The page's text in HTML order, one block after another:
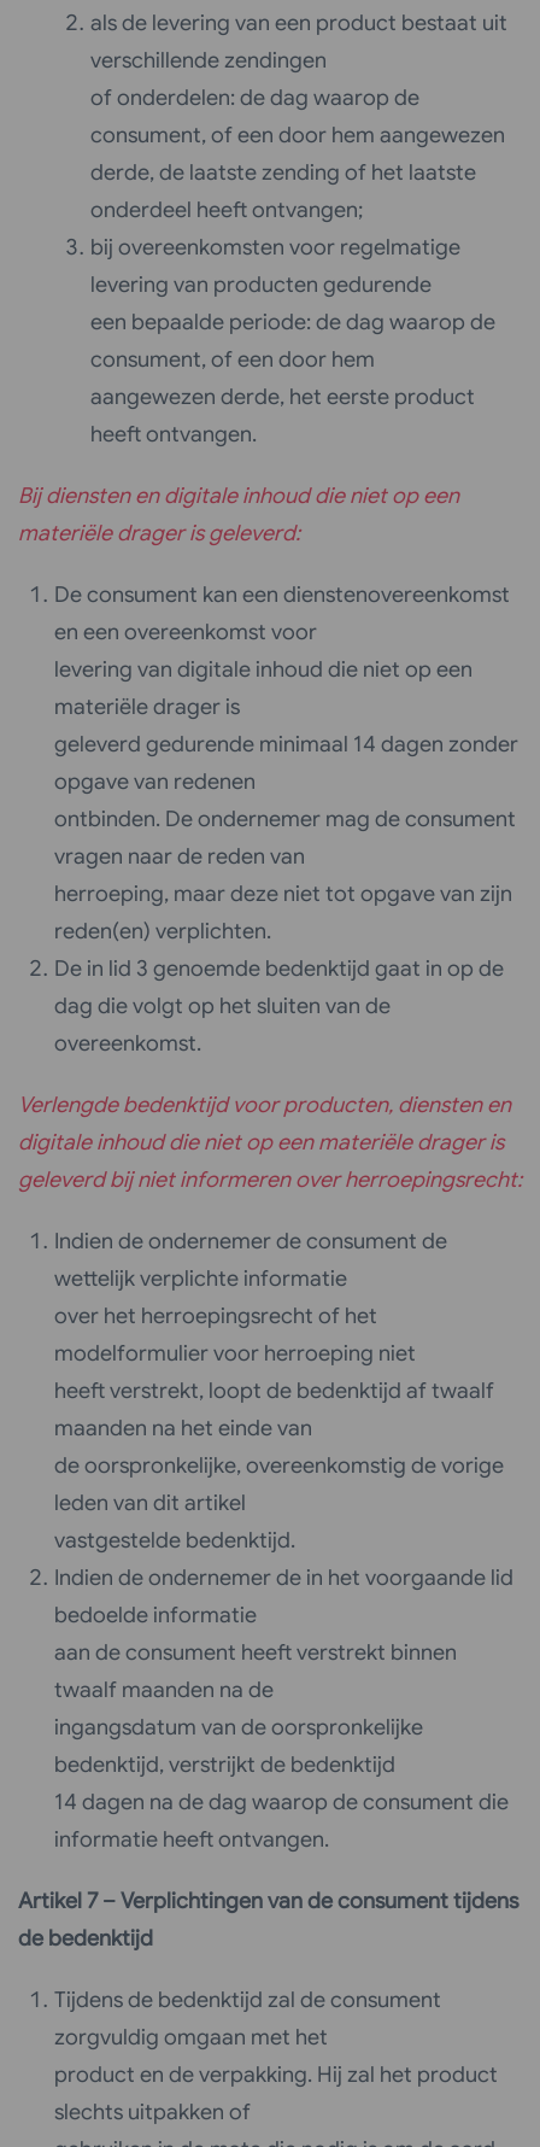
als de levering van een product bestaat uit
verschillende zendingen
of onderdelen: de dag waarop de
consument, of een door hem aangewezen
derde, de laatste zending of het laatste
onderdeel heeft ontvangen;
bij overeenkomsten voor regelmatige
levering van producten gedurende
een bepaalde periode: de dag waarop de
consument, of een door hem
aangewezen derde, het eerste product
heeft ontvangen.
Bij diensten en digitale inhoud die niet op een
materiële drager is geleverd:
De consument kan een dienstenovereenkomst
en een overeenkomst voor
levering van digitale inhoud die niet op een
materiële drager is
geleverd gedurende minimaal 14 dagen zonder
opgave van redenen
ontbinden. De ondernemer mag de consument
vragen naar de reden van
herroeping, maar deze niet tot opgave van zijn
reden(en) verplichten.
De in lid 3 genoemde bedenktijd gaat in op de
dag die volgt op het sluiten van de
overeenkomst.
Verlengde bedenktijd voor producten, diensten en
digitale inhoud die niet op een materiële drager is
geleverd bij niet informeren over herroepingsrecht:
Indien de ondernemer de consument de
wettelijk verplichte informatie
over het herroepingsrecht of het
modelformulier voor herroeping niet
heeft verstrekt, loopt de bedenktijd af twaalf
maanden na het einde van
de oorspronkelijke, overeenkomstig de vorige
leden van dit artikel
vastgestelde bedenktijd.
Indien de ondernemer de in het voorgaande lid
bedoelde informatie
aan de consument heeft verstrekt binnen
twaalf maanden na de
ingangsdatum van de oorspronkelijke
bedenktijd, verstrijkt de bedenktijd
14 dagen na de dag waarop de consument die
informatie heeft ontvangen.
Artikel 7 – Verplichtingen van de consument tijdens
de bedenktijd
Tijdens de bedenktijd zal de consument
zorgvuldig omgaan met het
product en de verpakking. Hij zal het product
slechts uitpakken of